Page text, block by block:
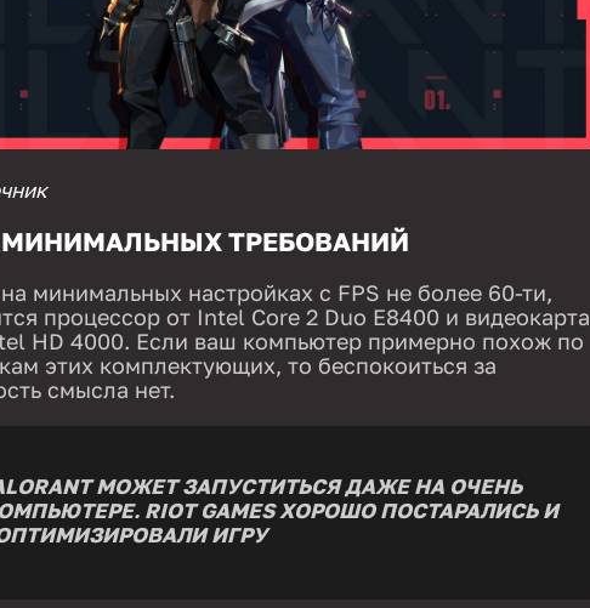
ик
МИНИМАЛЬНЫХ ТРЕБОВАНИЙ
минимальных настройках с FPS не более 60-ти,
процессор от Intel Core 2 Duo E8400 и видеокарта
HD 4000. Если ваш компьютер примерно похож по
этих комплектующих, то беспокоиться за
смысла нет.
МОЖЕТ ЗАПУСТИТЬСЯ ДАЖЕ НА ОЧЕНЬ
RIOT GAMES ХОРОШО ПОСТАРАЛИСЬ И
ИГРУ